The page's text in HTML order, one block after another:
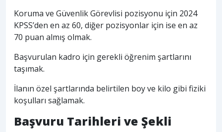
Koruma ve Güvenlik Görevlisi pozisyonu için 2024
KPSS’den en az 60, diğer pozisyonlar için ise en az
70 puan almış olmak.
Başvurulan kadro için gerekli öğrenim şartlarını
taşımak.
İlanın özel şartlarında belirtilen boy ve kilo gibi fiziki
koşulları sağlamak.
Başvuru Tarihleri ve Şekli